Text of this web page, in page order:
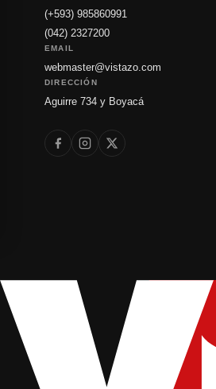
(+593) 985860991
(042) 2327200
EMAIL
webmaster@vistazo.com
DIRECCIÓN
Aguirre 734 y Boyacá